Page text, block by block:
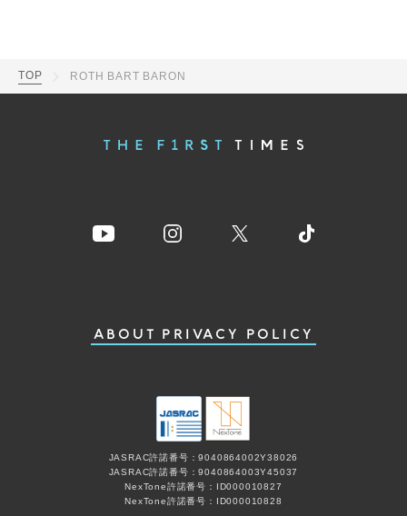
TOP ROTH BART BARON
ABOUT PRIVACY POLICY
JASRAC許諾番号：9040864002Y38026
JASRAC許諾番号：9040864003Y45037
NexTone許諾番号：ID000010827
NexTone許諾番号：ID000010828